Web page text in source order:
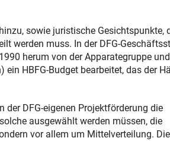
sowie juristische Gesichtspunkte,
werden muss. In der DFG-
herum von der Apparategruppe
HBFG-Budget bearbeitet, das der
der DFG-eigenen Projektförderung die
ausgewählt werden müssen, die
vor allem um Mittelverteilung. Die